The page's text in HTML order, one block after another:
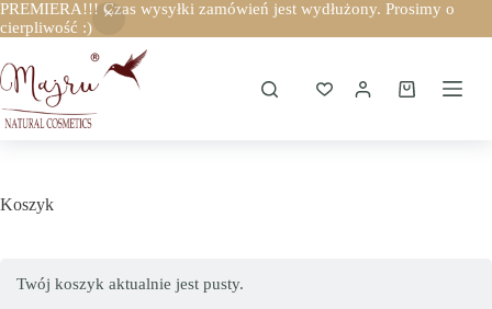
PREMIERA!!! Czas wysyłki zamówień jest wydłużony. Prosimy o
cierpliwość :)
do
treści
Koszyk
Koszyk
Twój koszyk aktualnie jest pusty.